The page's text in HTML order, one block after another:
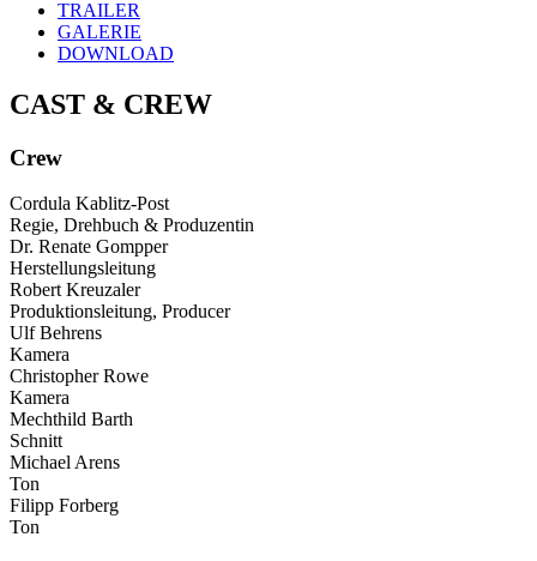
TRAILER
GALERIE
DOWNLOAD
CAST & CREW
Crew
Cordula Kablitz-Post
Regie, Drehbuch & Produzentin
Dr. Renate Gompper
Herstellungsleitung
Robert Kreuzaler
Produktionsleitung, Producer
Ulf Behrens
Kamera
Christopher Rowe
Kamera
Mechthild Barth
Schnitt
Michael Arens
Ton
Filipp Forberg
Ton